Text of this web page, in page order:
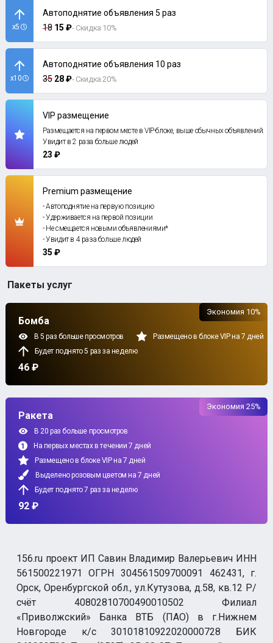
x5
Автоподнятие объявления 5 раз
18 15 ₽- Скидка 10%
x10
Автоподнятие объявления 10 раз
35 28 ₽- Скидка 20%
VIP размещение
Размещается на первом месте в VIP-блоке, выше обычных объявлений.
Увидит в 2 раза больше людей
23 ₽
Premium размещение
- Автоподнятие на первую позицию
- Удерживается на первой позиции
- Не смещается новыми объявлениями*
- Увидит в 4 раза больше людей
35 ₽
Пакеты услуг
Бомба
В 5 раз больше просмотров
Размещено в блоке VIP на 7 дней
Будет поднято 5 раз за неделю
46 ₽
Экономия 10%
Ракета
В 20 раз больше просмотров
На первых местах в течении 7 дней
Размещено в блоке VIP на 7 дней
Выделено розовым цветом на 7 дней
Будет поднято 7 раз за неделю
92 ₽
Экономия 25%
156.ru проект ИП Савин Владимир Валерьевич ИНН
561500221971 ОГРН 304561509700091 462431, г.
Орск, Оренбургской обл., ул.Кутузова, д.58, кв.12 Р/
счёт 40802810700490010502 Филиал
«Приволжский» Банка ВТБ (ПАО) в г.Нижнем
Новгороде к/с 30101810922020000728 БИК